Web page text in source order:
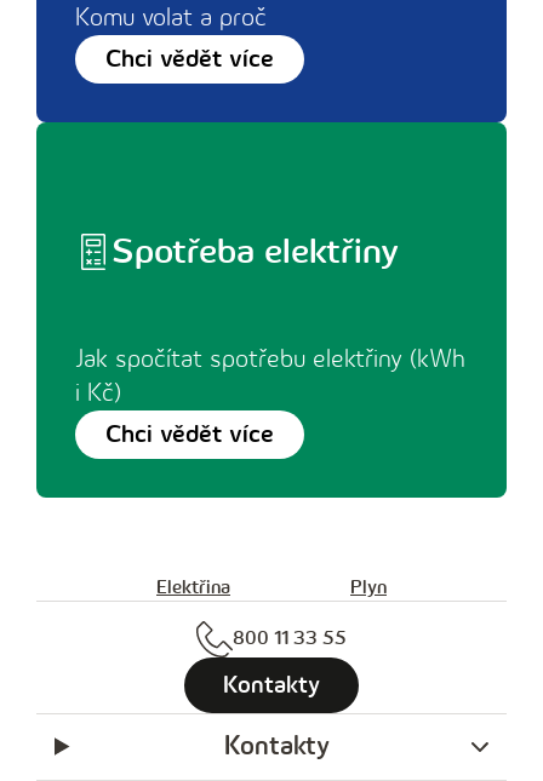
Komu volat a proč
Chci vědět více
Spotřeba elektřiny
Jak spočítat spotřebu elektřiny (kWh
i Kč)
Chci vědět více
Elektřina Plyn
800 11 33 55
Kontakty
Kontakty